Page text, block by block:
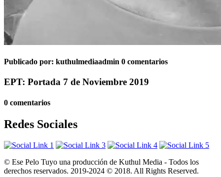
Publicado por: kuthulmediaadmin 0 comentarios
EPT: Portada 7 de Noviembre 2019
0 comentarios
Redes Sociales
© Ese Pelo Tuyo una producción de Kuthul Media - Todos los
derechos reservados. 2019-2024 © 2018. All Rights Reserved.